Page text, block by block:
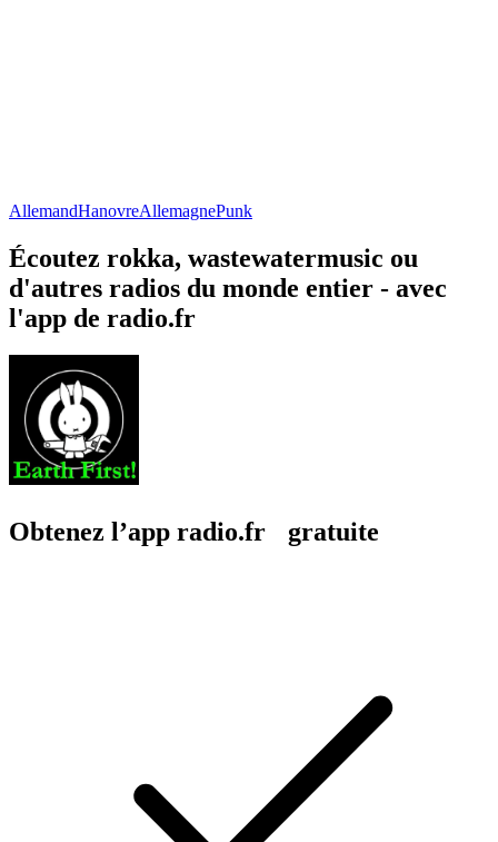
AllemandHanovreAllemagnePunk
Écoutez rokka, wastewatermusic ou
d'autres radios du monde entier - avec
l'app de radio.fr
Obtenez l’app radio.fr gratuite